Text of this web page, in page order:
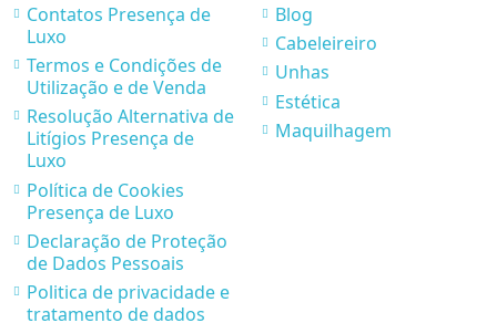
Contatos Presença de
Luxo
Termos e Condições de
Utilização e de Venda
Resolução Alternativa de
Litígios Presença de
Luxo
Política de Cookies
Presença de Luxo
Declaração de Proteção
de Dados Pessoais
Politica de privacidade e
tratamento de dados
Blog
Cabeleireiro
Unhas
Estética
Maquilhagem